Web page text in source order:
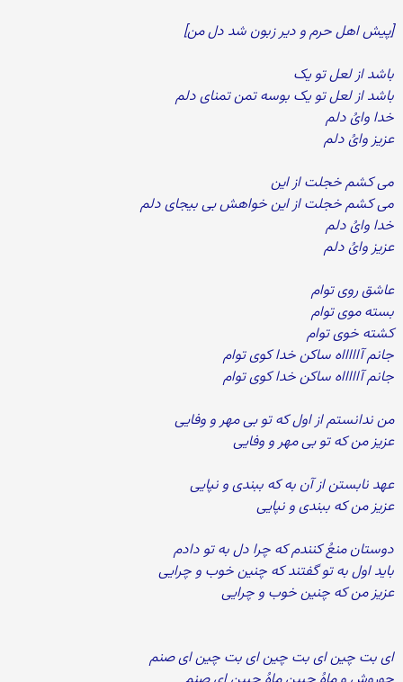
[پیش اهل حرم و دیر زبون شد دل من]
باشد از لعل تو یک
باشد از لعل تو یک بوسه تمن تمنای دلم
خدا وایُ دلم
عزیز وایُ دلم
می کشم خجلت از این
می کشم خجلت از این خواهش بی بیجای دلم
خدا وایُ دلم
عزیز وایُ دلم
عاشق روی توام
بسته موی توام
کشته خوی توام
جانم آاااااه ساکن خدا کوی توام
جانم آاااااه ساکن خدا کوی توام
من ندانستم از اول که تو بی مهر و وفایی
عزیز من که تو بی مهر و وفایی
عهد نابستن از آن به که ببندی و نپایی
عزیز من که ببندی و نپایی
دوستان منعُ کنندم که چرا دل به تو دادم
باید اول به تو گفتند که چنین خوب و چرایی
عزیز من که چنین خوب و چرایی
ای بت چین ای بت چین ای بت چین ای صنم